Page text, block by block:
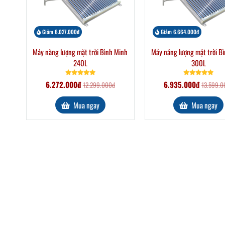
Giảm 6.027.000đ
Máy năng lượng mặt trời Bình Minh
240L
6.272.000đ12.299.000đ
Mua ngay
Giảm 6.664.000đ
Máy năng lượng mặt trời
300L
6.935.000đ
Mua ngay